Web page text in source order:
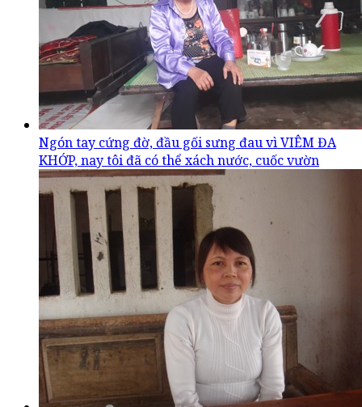
Ngón tay cứng đờ, đầu gối sưng đau vì VIÊM ĐA
KHỚP, nay tôi đã có thể xách nước, cuốc vườn